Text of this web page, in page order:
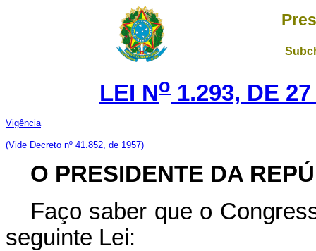
LEI No 1.293, DE
Vigência
(Vide Decreto nº 41.852, de 1957)
O PRESIDENTE DA
Faço saber que o
seguinte Lei: